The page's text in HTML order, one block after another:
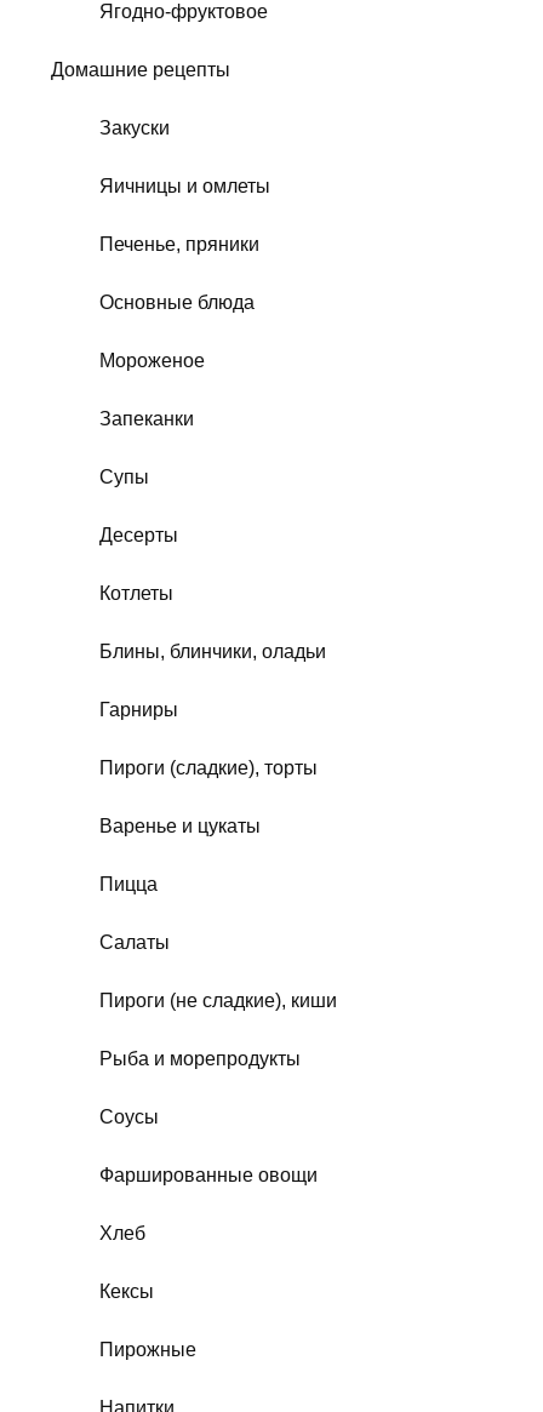
Ягодно-фруктовое
Домашние рецепты
Закуски
Яичницы и омлеты
Печенье, пряники
Основные блюда
Мороженое
Запеканки
Супы
Десерты
Котлеты
Блины, блинчики, оладьи
Гарниры
Пироги (сладкие), торты
Варенье и цукаты
Пицца
Салаты
Пироги (не сладкие), киши
Рыба и морепродукты
Соусы
Фаршированные овощи
Хлеб
Кексы
Пирожные